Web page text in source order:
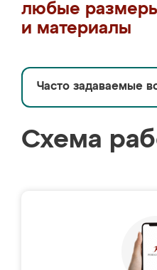
любые
и материалы
Часто задаваемые
Схема